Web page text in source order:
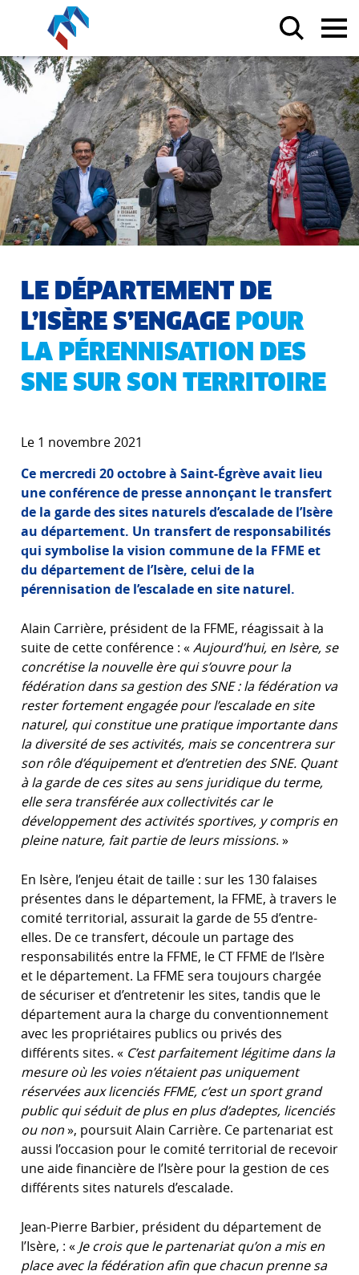
LE DÉPARTEMENT DE
L’ISÈRE S’ENGAGE POUR
LA PÉRENNISATION DES
SNE SUR SON TERRITOIRE
Le 1 novembre 2021
Ce mercredi 20 octobre à Saint-Égrève avait lieu
une conférence de presse annonçant le transfert
de la garde des sites naturels d’escalade de l’Isère
au département. Un transfert de responsabilités
qui symbolise la vision commune de la FFME et
du département de l’Isère, celui de la
pérennisation de l’escalade en site naturel.
Alain Carrière, président de la FFME, réagissait à la
suite de cette conférence : «Aujourd’hui, en Isère, se
concrétise la nouvelle ère qui s’ouvre pour la
fédération dans sa gestion des SNE : la fédération va
rester fortement engagée pour l’escalade en site
naturel, qui constitue une pratique importante dans
la diversité de ses activités, mais se concentrera sur
son rôle d’équipement et d’entretien des SNE. Quant
à la garde de ces sites au sens juridique du terme,
elle sera transférée aux collectivités car le
développement des activités sportives, y compris en
pleine nature, fait partie de leurs missions. »
En Isère, l’enjeu était de taille : sur les 130 falaises
présentes dans le département, la FFME, à travers le
comité territorial, assurait la garde de 55 d’entre-
elles. De ce transfert, découle un partage des
responsabilités entre la FFME, le CT FFME de l’Isère
et le département. La FFME sera toujours chargée
de sécuriser et d’entretenir les sites, tandis que le
département aura la charge du conventionnement
avec les propriétaires publics ou privés des
différents sites. « C’est parfaitement légitime dans la
mesure où les voies n’étaient pas uniquement
réservées aux licenciés FFME, c’est un sport grand
public qui séduit de plus en plus d’adeptes, licenciés
ou non», poursuit Alain Carrière. Ce partenariat est
aussi l’occasion pour le comité territorial de recevoir
une aide financière de l’Isère pour la gestion de ces
différents sites naturels d’escalade.
Jean-Pierre Barbier, président du département de
l’Isère, : « Je crois que le partenariat qu’on a mis en
place avec la fédération afin que chacun prenne sa